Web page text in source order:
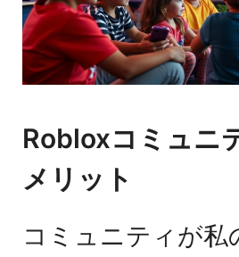
Robloxコミュニ
メリット
コミュニティが私